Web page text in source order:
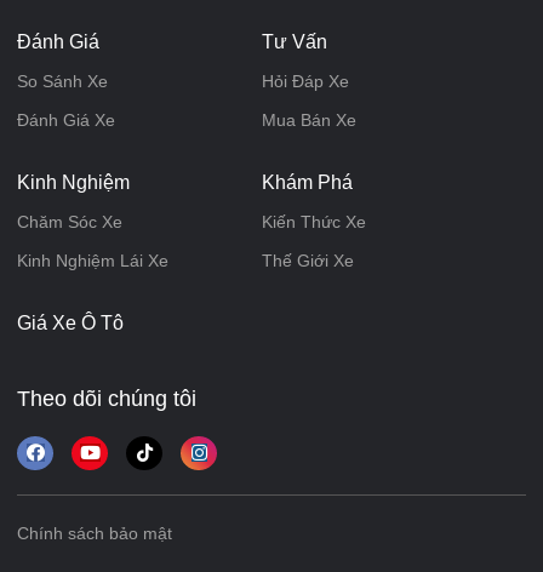
Đánh Giá
So Sánh Xe
Đánh Giá Xe
Tư Vấn
Hỏi Đáp Xe
Mua Bán Xe
Kinh Nghiệm
Chăm Sóc Xe
Kinh Nghiệm Lái Xe
Khám Phá
Kiến Thức Xe
Thế Giới Xe
Giá Xe Ô Tô
Theo dõi chúng tôi
Chính sách bảo mật